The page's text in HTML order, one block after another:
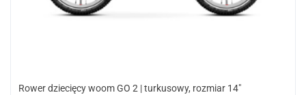
Rower dziecięcy woom GO 2 | turkusowy, rozmiar 14"